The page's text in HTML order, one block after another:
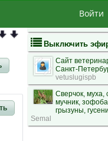
Выключить
Сайт
Санкт-
vetuslugispb
Сверчок, муха,
мучник,
грызуны,
Semal
Войти